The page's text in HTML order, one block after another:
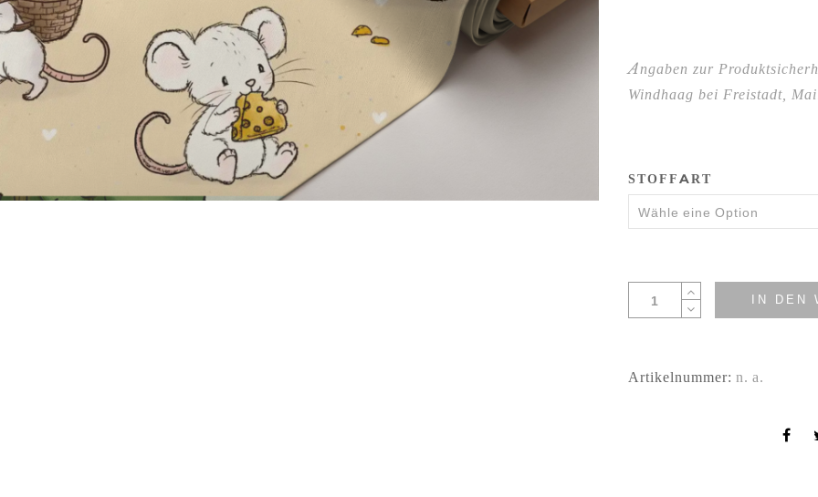
Angaben zur
Windhaag bei Freistadt,
STOFFART
IN DEN
Artikelnummer: n. a.